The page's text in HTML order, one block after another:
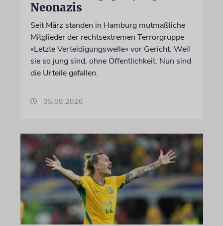
Neonazis
Seit März standen in Hamburg mutmaßliche
Mitglieder der rechtsextremen Terrorgruppe
»Letzte Verteidigungswelle« vor Gericht. Weil
sie so jung sind, ohne Öffentlichkeit. Nun sind
die Urteile gefallen.
05.08.2026